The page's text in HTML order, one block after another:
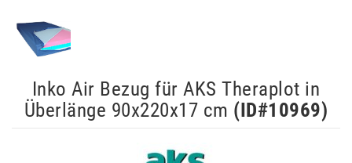
Inko Air Bezug für AKS Theraplot in
Überlänge 90x220x17 cm (ID#10969)